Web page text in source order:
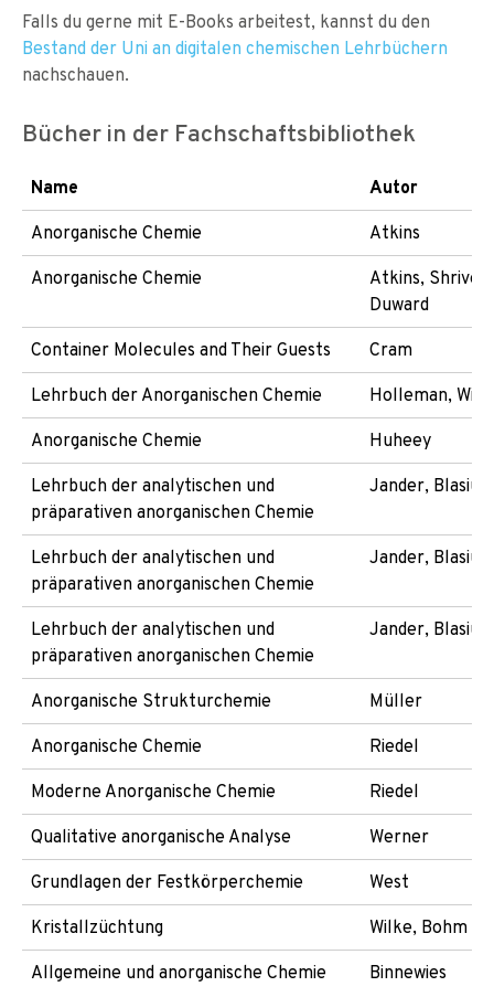
Falls du gerne mit E-Books arbeitest, kannst du den
Bestand der Uni an digitalen chemischen Lehrbüchern
nachschauen.
Bücher in der Fachschaftsbibliothek
Name
Autor
Anorganische Chemie
Atkins
Anorganische Chemie
Atkins, Shriver,
Duward
Container Molecules and Their Guests
Cram
Lehrbuch der Anorganischen Chemie
Holleman,
Anorganische Chemie
Huheey
Lehrbuch der analytischen und
präparativen anorganischen Chemie
Jander, Blasius
Lehrbuch der analytischen und
präparativen anorganischen Chemie
Jander, Blasius
Lehrbuch der analytischen und
präparativen anorganischen Chemie
Jander, Blasius
Anorganische Strukturchemie
Müller
Anorganische Chemie
Riedel
Moderne Anorganische Chemie
Riedel
Qualitative anorganische Analyse
Werner
Grundlagen der Festkörperchemie
West
Kristallzüchtung
Wilke, Bohm
Allgemeine und anorganische Chemie
Binnewies